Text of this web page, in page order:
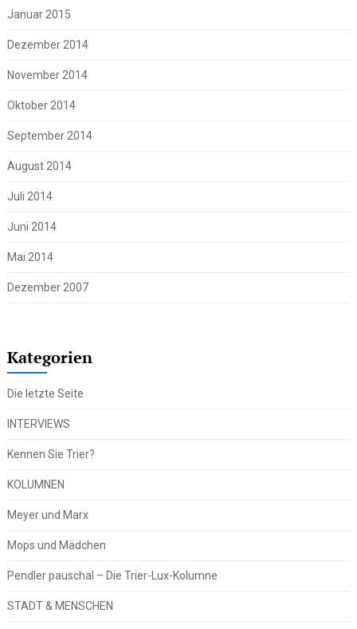
Januar 2015
Dezember 2014
November 2014
Oktober 2014
September 2014
August 2014
Juli 2014
Juni 2014
Mai 2014
Dezember 2007
Kategorien
Die letzte Seite
INTERVIEWS
Kennen Sie Trier?
KOLUMNEN
Meyer und Marx
Mops und Mädchen
Pendler pauschal – Die Trier-Lux-Kolumne
STADT & MENSCHEN